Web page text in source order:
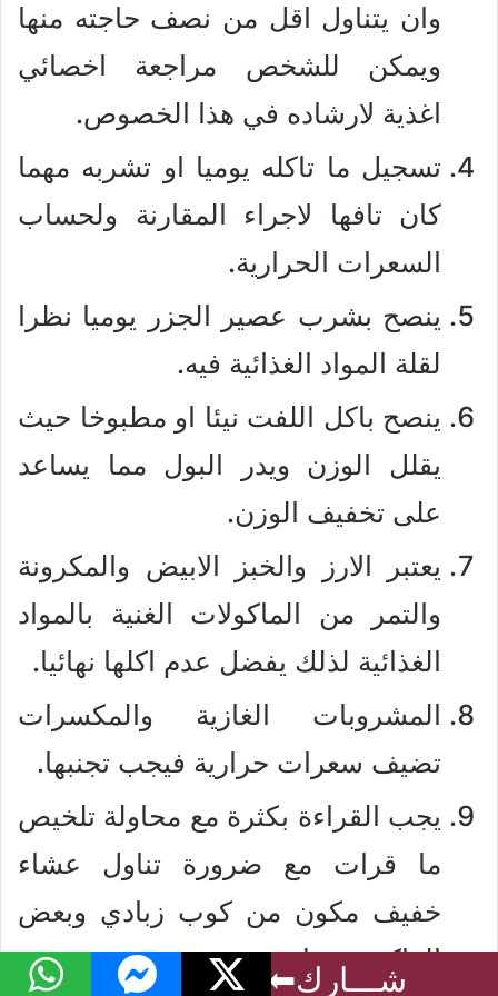
وان يتناول اقل من نصف حاجته منها
ويمكن للشخص مراجعة اخصائي
اغذية لارشاده في هذا الخصوص.
تسجيل ما تاكله يوميا او تشربه مهما
كان تافها لاجراء المقارنة ولحساب
السعرات الحرارية.
ينصح بشرب عصير الجزر يوميا نظرا
لقلة المواد الغذائية فيه.
ينصح باكل اللفت نيئا او مطبوخا حيث
يقلل الوزن ويدر البول مما يساعد
على تخفيف الوزن.
يعتبر الارز والخبز الابيض والمكرونة
والتمر من الماكولات الغنية بالمواد
الغذائية لذلك يفضل عدم اكلها نهائيا.
المشروبات الغازية والمكسرات
تضيف سعرات حرارية فيجب تجنبها.
يجب القراءة بكثرة مع محاولة تلخيص
ما قرات مع ضرورة تناول عشاء
خفيف مكون من كوب زبادي وبعض
الفاكهة فقط.